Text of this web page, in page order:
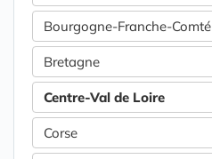
Bourgogne-Franche-Comté
Bretagne
Centre-Val de Loire
Corse